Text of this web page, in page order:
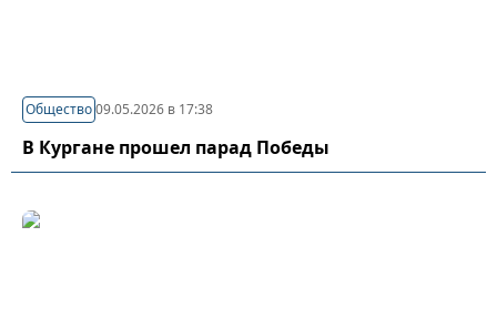
Общество09.05.2026 в 17:38
В Кургане прошел парад Победы